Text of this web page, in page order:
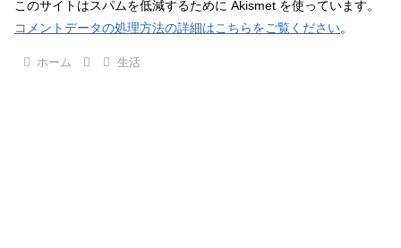
このサイトはスパムを低減するために Akismet を使っています。
コメントデータの処理方法の詳細はこちらをご覧ください。
ホーム 生活